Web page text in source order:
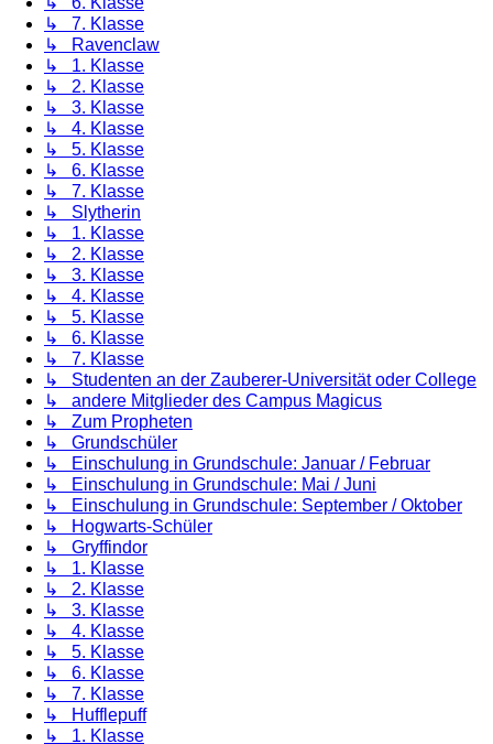
↳ 7. Klasse
↳ Ravenclaw
↳ 1. Klasse
↳ 2. Klasse
↳ 3. Klasse
↳ 4. Klasse
↳ 5. Klasse
↳ 6. Klasse
↳ 7. Klasse
↳ Slytherin
↳ 1. Klasse
↳ 2. Klasse
↳ 3. Klasse
↳ 4. Klasse
↳ 5. Klasse
↳ 6. Klasse
↳ 7. Klasse
↳ Studenten an der Zauberer-Universität oder College
↳ andere Mitglieder des Campus Magicus
↳ Zum Propheten
↳ Grundschüler
↳ Einschulung in Grundschule: Januar / Februar
↳ Einschulung in Grundschule: Mai / Juni
↳ Einschulung in Grundschule: September / Oktober
↳ Hogwarts-Schüler
↳ Gryffindor
↳ 1. Klasse
↳ 2. Klasse
↳ 3. Klasse
↳ 4. Klasse
↳ 5. Klasse
↳ 6. Klasse
↳ 7. Klasse
↳ Hufflepuff
↳ 1. Klasse